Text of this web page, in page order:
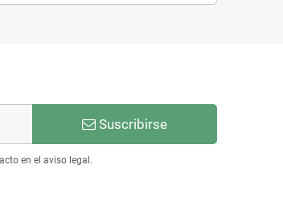
Suscribirse
en el aviso legal.